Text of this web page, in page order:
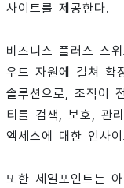
사이트를 제공한다.
비즈니스 플러스 스
우드 자원에 걸쳐 확
솔루션으로, 조직이
티를 검색, 보호, 관
엑세스에 대한 인사
또한 세일포인트는